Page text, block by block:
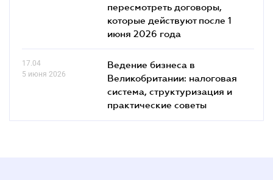
пересмотреть договоры,
которые действуют после 1
июня 2026 года
17.04
5 июня 2026
Ведение бизнеса в
Великобритании: налоговая
система, структуризация и
практические советы